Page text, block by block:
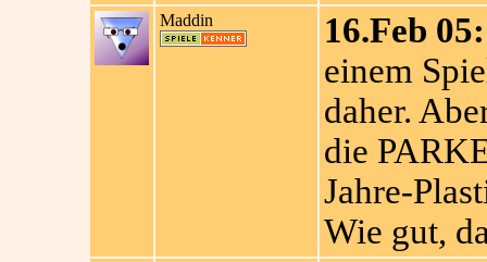
Maddin 16.Feb 05:
einem
daher.
die
Jahre-
Wie gut,